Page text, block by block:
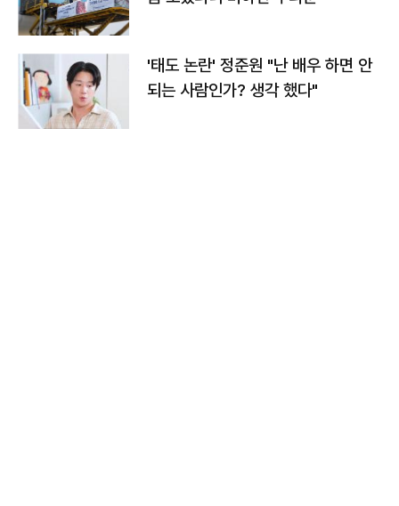
'태도 논란' 정준원 "난 배우 하면 안
되는 사람인가? 생각 했다"